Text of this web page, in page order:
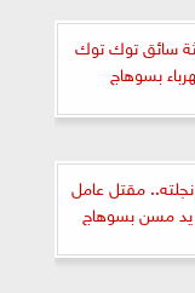
سائق توك توك
بسوهاج
نجلته.. مقتل عامل
مسن بسوهاج